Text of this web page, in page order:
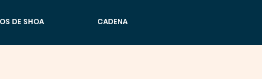
DE SHOA CADENA